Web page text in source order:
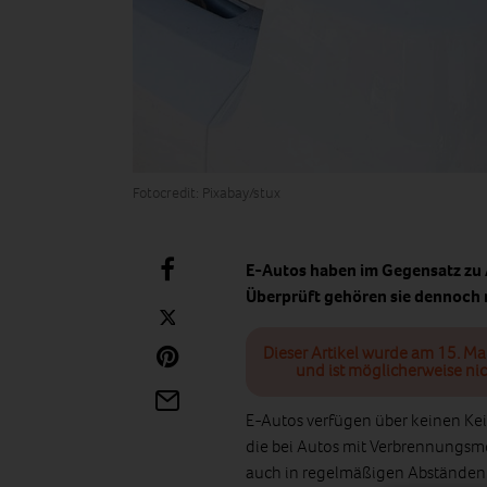
Fotocredit: Pixabay/stux
E-Autos haben im Gegensatz
Überprüft gehören sie dennoch
Dieser Artikel wurde am 15.
und ist möglicherweise
E-Autos verfügen über keinen
die bei Autos mit
auch in regelmäßigen